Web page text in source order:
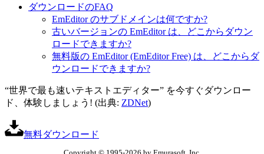
ダウンロードのFAQ
EmEditor のサブドメインは何ですか?
古いバージョンの EmEditor は、どこからダウン
ロードできますか?
無料版の EmEditor (EmEditor Free) は、どこからダ
ウンロードできますか?
“世界で最も速いテキストエディター” を今すぐダウンロー
ド、体験しましょう! (出典: ZDNet)
無料ダウンロード